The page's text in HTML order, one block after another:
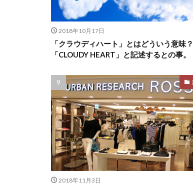
2018年10月17日
「クラウディハート」とはどういう意味
「CLOUDY HEART」と記述するとの事。
2018年11月3日